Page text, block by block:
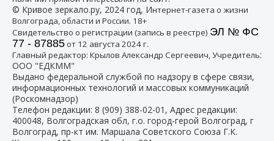
© Кривое зеркало.ру, 2024 год, Интернет-газета о жизни
Волгограда, области и России. 18+
Свидетельство о регистрации (запись в реестре) ЭЛ № ФС
77 - 87885от 12 августа 2024 г.
Главный редактор: Крылов Александр Сергеевич, Учредитель:
ООО "ЕДКММ"
Выдано федеральной службой по надзору в сфере связи,
информационных технологий и массовых коммуникаций
(Роскомнадзор)
Телефон редакции: 8 (909) 388-02-01 , Адрес редакции:
400048, Волгоградская обл, г.о. город-герой Волгоград, г
Волгоград, пр-кт им. Маршала Советского Союза Г.К.